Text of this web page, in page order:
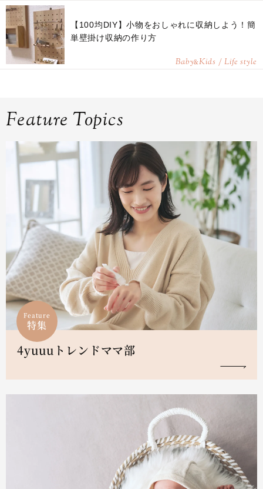
【100均DIY】小物をおしゃれに収納しよう！簡
単壁掛け収納の作り方
Baby&Kids / Life style
Feature Topics
Feature
特集
4yuuuトレンドママ部